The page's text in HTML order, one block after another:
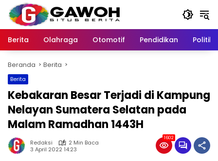
Langsung
konten
Berita
Olahraga Otomotif Pendidikan Politik
Beranda Berita
Berita
Kebakaran Besar Terjadi di Kampung
Nelayan Sumatera Selatan pada
Malam Ramadhan 1443H
Redaksi
2 Min Baca
3 April 2022 14:23
1602